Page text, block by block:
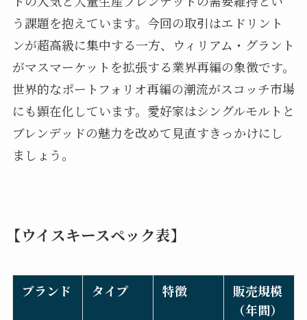
う課題を抱えています。今回の取引はエドリント
ンが超高級に集中する一方、ウィリアム・グラント
がマスマーケットを拡張する業界再編の象徴です。
世界的なポートフォリオ再編の潮流がスコッチ市場
にも顕在化しています。愛好家はシングルモルトと
ブレンデッドの魅力を改めて見直すきっかけにし
ましょう。
【ウイスキースペック表】
ブランド タイプ 特徴
販売規模
（年間）